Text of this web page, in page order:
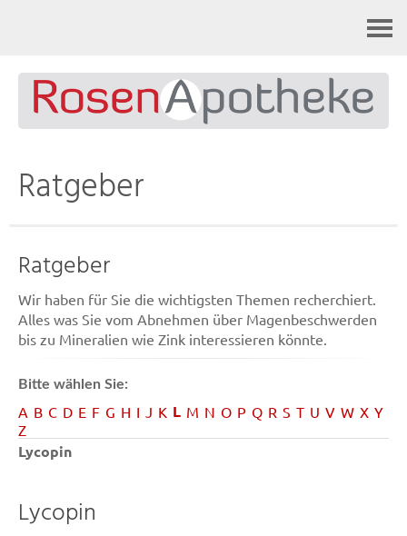
Ratgeber
Ratgeber
Wir haben für Sie die wichtigsten Themen recherchiert.
Alles was Sie vom Abnehmen über Magenbeschwerden
bis zu Mineralien wie Zink interessieren könnte.
Bitte wählen Sie:
A B C D E F G H I J K L M N O P Q R S T U V W X Y
Z
Lycopin
Lycopin